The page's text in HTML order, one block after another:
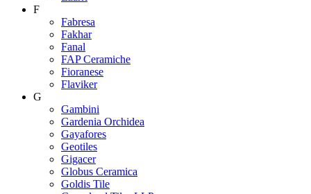
F
Fabresa
Fakhar
Fanal
FAP Ceramiche
Fioranese
Flaviker
G
Gambini
Gardenia Orchidea
Gayafores
Geotiles
Gigacer
Globus Ceramica
Goldis Tile